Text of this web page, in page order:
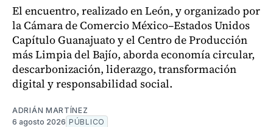
El encuentro, realizado en León, y organizado por
la Cámara de Comercio México–Estados Unidos
Capítulo Guanajuato y el Centro de Producción
más Limpia del Bajío, aborda economía circular,
descarbonización, liderazgo, transformación
digital y responsabilidad social.
ADRIÁN MARTÍNEZ
6 agosto 2026 PÚBLICO